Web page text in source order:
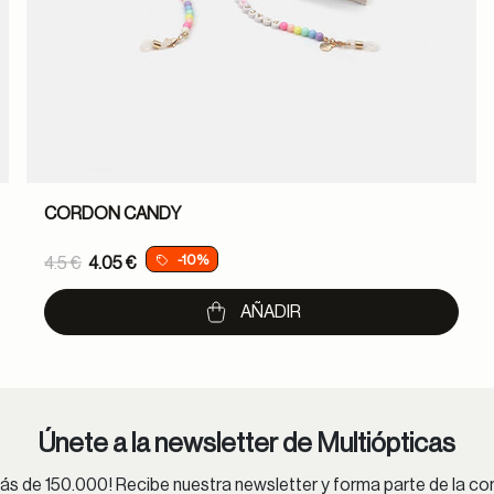
CORDON CANDY
Price reduced from
4.5 €
to
4.05 € -10%
AÑADIR
Únete a la newsletter de Multiópticas
de 150.000! Recibe nuestra newsletter y forma parte de la